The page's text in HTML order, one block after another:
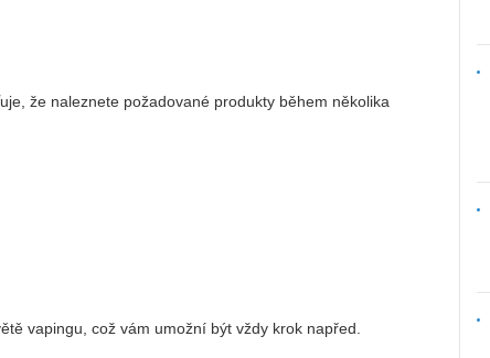
že naleznete požadované produkty během několika
vapingu, což vám umožní být vždy krok napřed.